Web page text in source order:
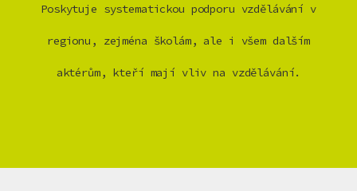
Poskytuje systematickou podporu vzdělávání v
regionu, zejména školám, ale i všem dalším
aktérům, kteří mají vliv na vzdělávání.